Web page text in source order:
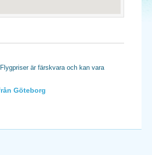
är färskvara och kan vara
Göteborg